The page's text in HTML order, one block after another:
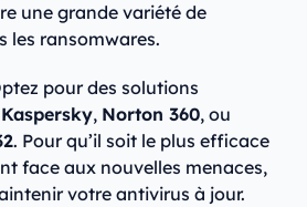
une grande variété de
les ransomwares.
pour des solutions
Kaspersky, Norton 360, ou
. Pour qu’il soit le plus efficace
face aux nouvelles menaces,
votre antivirus à jour.